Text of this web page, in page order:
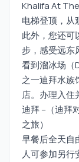
Khalifa At
电梯登顶，从
此外，您还可
步，感受远东
看到溜冰场（
之一迪拜水族
店。办理入住
迪拜 –（迪拜
之旅）
早餐后全天自
人可参加另